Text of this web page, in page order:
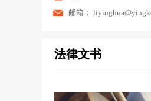
邮箱：
法律文书